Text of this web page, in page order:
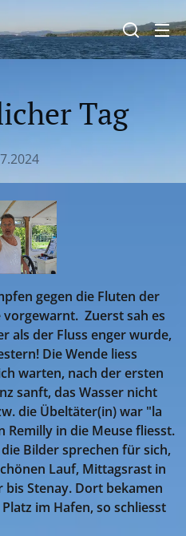
Tag
gegen die Fluten der
Zuerst sah es
als der Fluss enger wurde,
Die Wende liess
warten, nach der ersten
sanft, das Wasser nicht
die Übeltäter(in) war "la
Remilly in die Meuse fliesst.
Bilder sprechen für sich,
Lauf, Mittagsrast in
Stenay. Dort bekamen
im Hafen, so schliesst